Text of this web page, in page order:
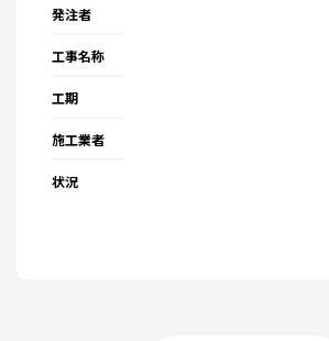
発注者
工事名称
工期
施工業者
状況